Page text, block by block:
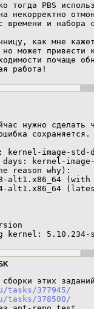
тогда PBS
некорректно
времени и набора
как мне
может привести
почаще
работа!
нужно сделать
сохраняется.
kernel-image-
kernel-
reason why):
kernel:
377945/
378500/